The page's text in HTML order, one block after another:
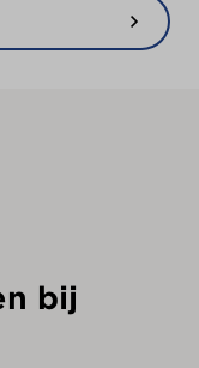
bij